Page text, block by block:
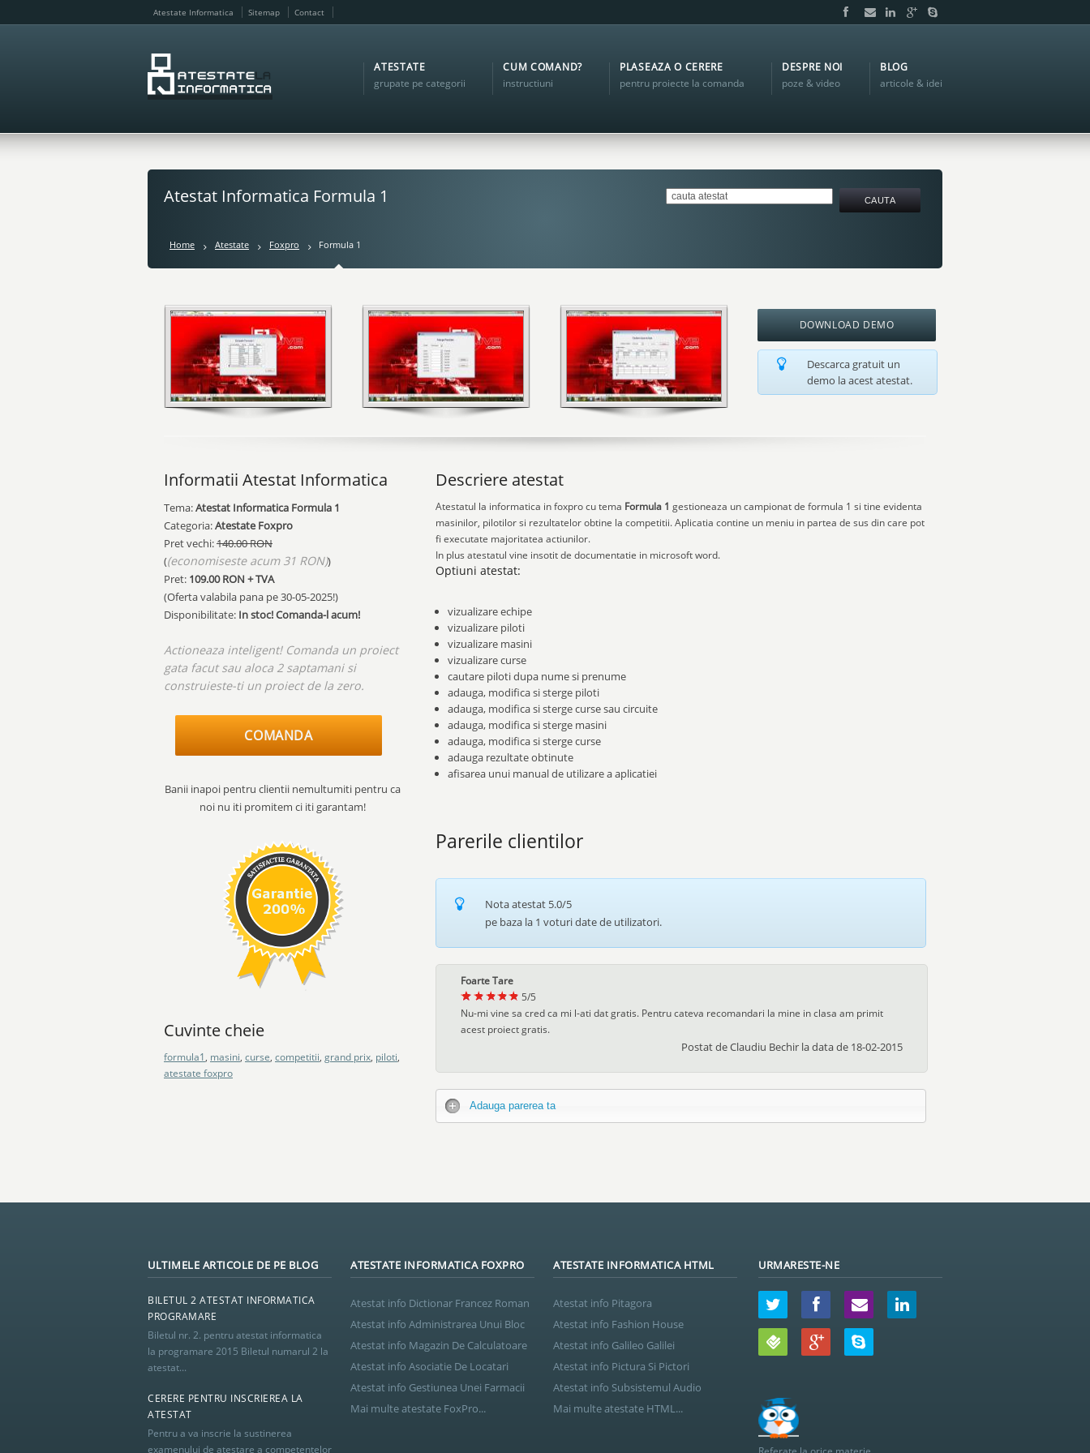
Atestate Informatica Sitemap Contact
ATESTATE
grupate pe categorii
CUM COMAND?
instructiuni
PLASEAZA O CERERE
pentru proiecte la comanda
DESPRE NOI
poze & video
BLOG
articole & idei
Atestat Informatica Formula 1
Home Atestate Foxpro Formula 1
DOWNLOAD DEMO
Descarca gratuit un
demo la acest atestat.
Informatii Atestat Informatica
Tema:Atestat Informatica Formula 1
Categoria:Atestate Foxpro
Pret vechi:140.00 RON
((economiseste acum 31 RON))
Pret: 109.00RON + TVA
(Oferta valabila pana pe30-05-2025!)
Disponibilitate: In stoc! Comanda-l acum!
Actioneaza inteligent! Comanda un proiect
gata facut sau aloca 2 saptamani si
construieste-ti un proiect de la zero.
COMANDA
Banii inapoi pentru clientii nemultumiti pentru ca
noi nu iti promitem ci iti garantam!
Cuvinte cheie
formula1, masini, curse, competitii, grand prix, piloti,
atestate foxpro
Descriere atestat
Atestatul la informatica in foxpro cu tema Formula 1 gestioneaza un campionat de formula 1 si tine evidenta
masinilor, pilotilor si rezultatelor obtine la competitii. Aplicatia contine un meniu in partea de sus din care pot
fi executate majoritatea actiunilor.
In plus atestatul vine insotit de documentatie in microsoft word.
Optiuni atestat:
vizualizare echipe
vizualizare piloti
vizualizare masini
vizualizare curse
cautare piloti dupa nume si prenume
adauga, modifica si sterge piloti
adauga, modifica si sterge curse sau circuite
adauga, modifica si sterge masini
adauga, modifica si sterge curse
adauga rezultate obtinute
afisarea unui manual de utilizare a aplicatiei
Parerile clientilor
Nota atestat 5.0/5
pe baza la 1 voturi date de utilizatori.
Foarte Tare
5/5
Nu-mi vine sa cred ca mi l-ati dat gratis. Pentru cateva recomandari la mine in clasa am primit
acest proiect gratis.
Postat deClaudiu Bechirla data de 18-02-2015
Adauga parerea ta
ULTIMELE ARTICOLE DE PE BLOG
BILETUL 2 ATESTAT INFORMATICA
PROGRAMARE
Biletul nr. 2. pentru atestat informatica
la programare 2015 Biletul numarul 2 la
atestat...
CERERE PENTRU INSCRIEREA LA
ATESTAT
Pentru a va inscrie la sustinerea
examenului de atestare a competentelor
ATESTATE INFORMATICA FOXPRO
Atestat info Dictionar Francez Roman
Atestat info Administrarea Unui Bloc
Atestat info Magazin De Calculatoare
Atestat info Asociatie De Locatari
Atestat info Gestiunea Unei Farmacii
Mai multe atestate FoxPro...
ATESTATE INFORMATICA HTML
Atestat info Pitagora
Atestat info Fashion House
Atestat info Galileo Galilei
Atestat info Pictura Si Pictori
Atestat info Subsistemul Audio
Mai multe atestate HTML...
URMARESTE-NE